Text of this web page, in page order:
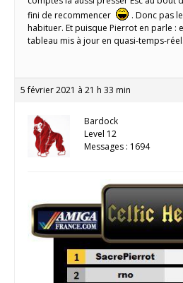
fini de recommencer
. Donc pas
habituer. Et puisque Pierrot en parle :
tableau mis à jour en quasi-temps-réel.
5 février 2021 à 21 h 33 min
Bardock
Level 12
Messages : 1694